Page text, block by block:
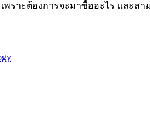
พราะต้องการจะมาซื้ออะไร และ